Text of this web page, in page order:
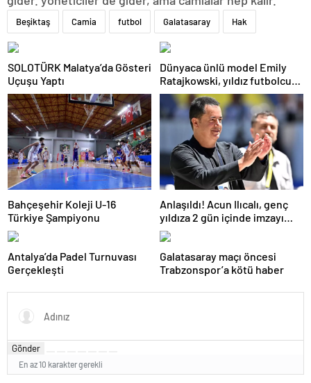
Beşiktaş Camia futbol Galatasaray Hak
SOLOTÜRK Malatya’da Gösteri
Uçuşu Yaptı
Dünyaca ünlü model Emily
Ratajkowski, yıldız futbolcuya
hayranlığını ilan etti
Bahçeşehir Koleji U-16
Türkiye Şampiyonu
Anlaşıldı! Acun Ilıcalı, genç
yıldıza 2 gün içinde imzayı
attırıyor
Antalya’da Padel Turnuvası
Gerçekleşti
Galatasaray maçı öncesi
Trabzonspor’a kötü haber
Gönder
En az 10 karakter gerekli